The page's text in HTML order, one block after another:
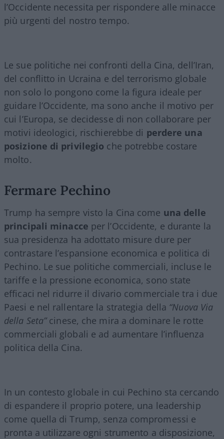
l’Occidente necessita per rispondere alle minacce
più urgenti del nostro tempo.
Le sue politiche nei confronti della Cina, dell’Iran,
del conflitto in Ucraina e del terrorismo globale
non solo lo pongono come la figura ideale per
guidare l’Occidente, ma sono anche il motivo per
cui l’Europa, se decidesse di non collaborare per
motivi ideologici, rischierebbe di perdere una
posizione di privilegio che potrebbe costare
molto.
Fermare Pechino
Trump ha sempre visto la Cina come una delle
principali minacce per l’Occidente, e durante la
sua presidenza ha adottato misure dure per
contrastare l’espansione economica e politica di
Pechino. Le sue politiche commerciali, incluse le
tariffe e la pressione economica, sono state
efficaci nel ridurre il divario commerciale tra i due
Paesi e nel rallentare la strategia della “Nuova Via
della Seta”cinese, che mira a dominare le rotte
commerciali globali e ad aumentare l’influenza
politica della Cina.
In un contesto globale in cui Pechino sta cercando
di espandere il proprio potere, una leadership
come quella di Trump, senza compromessi e
pronta a utilizzare ogni strumento a disposizione,